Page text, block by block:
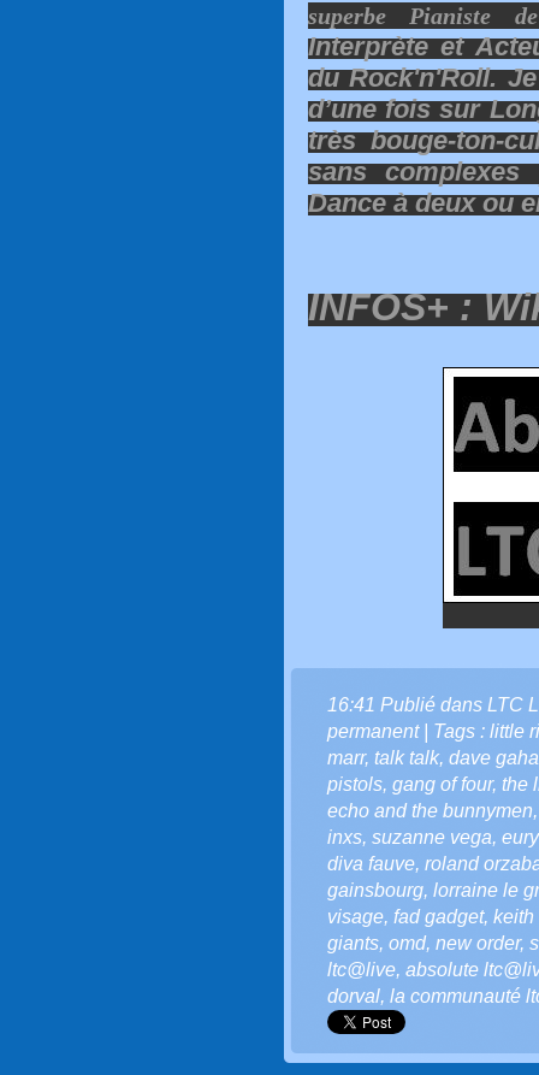
superbe Pianiste
Interprète et
du Rock'n'Roll.
d’une fois sur
très bouge-ton-
sans
Dance à deux ou
INFOS+ :
16:41 Publié dans LTC
permanent| Tags : little
marr, talk talk, dave
pistols, gang of four, the
echo and the bunnymen
inxs, suzanne vega,
diva fauve, roland
gainsbourg, lorraine le
visage, fad gadget, keith
giants, omd, new order,
ltc@live, absolute
dorval, la communauté